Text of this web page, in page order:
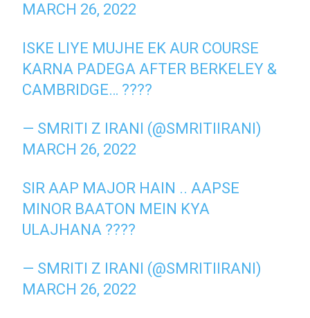
MARCH 26, 2022
ISKE LIYE MUJHE EK AUR COURSE
KARNA PADEGA AFTER BERKELEY &
CAMBRIDGE… ????
— SMRITI Z IRANI (@SMRITIIRANI)
MARCH 26, 2022
SIR AAP MAJOR HAIN .. AAPSE
MINOR BAATON MEIN KYA
ULAJHANA ????
— SMRITI Z IRANI (@SMRITIIRANI)
MARCH 26, 2022